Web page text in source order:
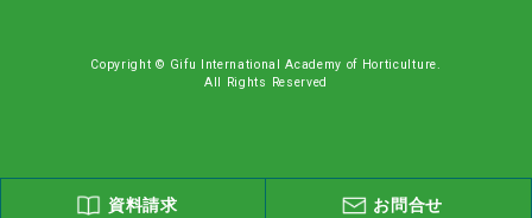
Copyright © Gifu International Academy of Horticulture.
All Rights Reserved
資料請求 お問合せ